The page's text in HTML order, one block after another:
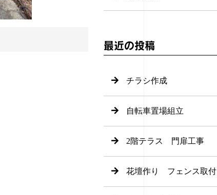
最近の投稿
チラシ作成
自転車置場組立
2階テラス 門扉工事
花壇作り フェンス取付